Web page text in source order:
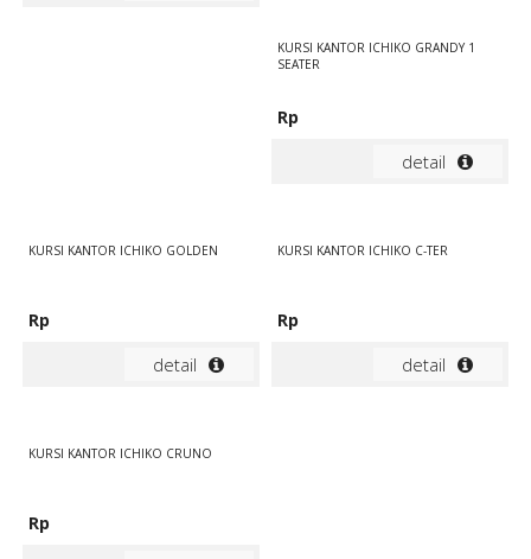
KURSI KANTOR ICHIKO GRANDY 1
SEATER
Rp
detail
KURSI KANTOR ICHIKO GOLDEN
Rp
detail
KURSI KANTOR ICHIKO C-TER
Rp
detail
KURSI KANTOR ICHIKO CRUNO
Rp